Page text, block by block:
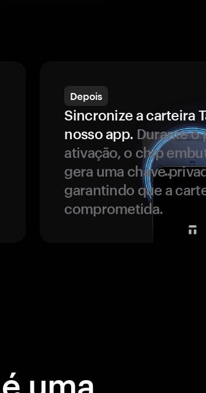
Depois
Sincronize a carteira
nosso app. Durante o
ativação, o chip
gera uma chave
garantindo que a
comprometida.
uma